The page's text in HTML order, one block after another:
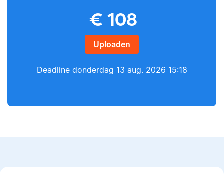
poëzieliefhebber en
Lilianne heeft Engels
€ 108
Uploaden
Deadline donderdag 13 aug. 2026 15:18